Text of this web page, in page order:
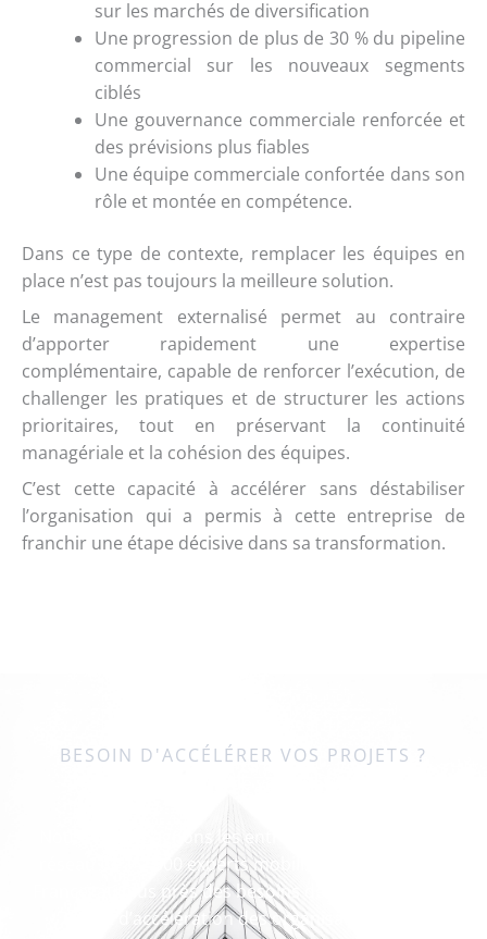
sur les marchés de diversification
Une progression de plus de 30 % du pipeline
commercial sur les nouveaux segments
ciblés
Une gouvernance commerciale renforcée et
des prévisions plus fiables
Une équipe commerciale confortée dans son
rôle et montée en compétence.
Dans ce type de contexte, remplacer les équipes en
place n’est pas toujours la meilleure solution.
Le management externalisé permet au contraire
d’apporter rapidement une expertise
complémentaire, capable de renforcer l’exécution, de
challenger les pratiques et de structurer les actions
prioritaires, tout en préservant la continuité
managériale et la cohésion des équipes.
C’est cette capacité à accélérer sans déstabiliser
l’organisation qui a permis à cette entreprise de
franchir une étape décisive dans sa transformation.
BESOIN D'ACCÉLÉRER VOS PROJETS ?
Nous accompagnons les entreprises grâce à notre
réseau de + 2 500 experts mobilisables partout en
France, au plus près des besoins de transformation
et d’accélération des organisations.